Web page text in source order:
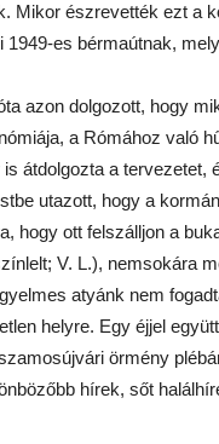
Mikor észrevették ezt a
es bérmaútnak,
azon dolgozott, hogy
a Rómához való
átdolgozta a tervezetet,
utazott, hogy a
hogy ott felszálljon a
V. L.), nemsokára
atyánk nem
helyre. Egy éjjel
örmény
hírek, sőt